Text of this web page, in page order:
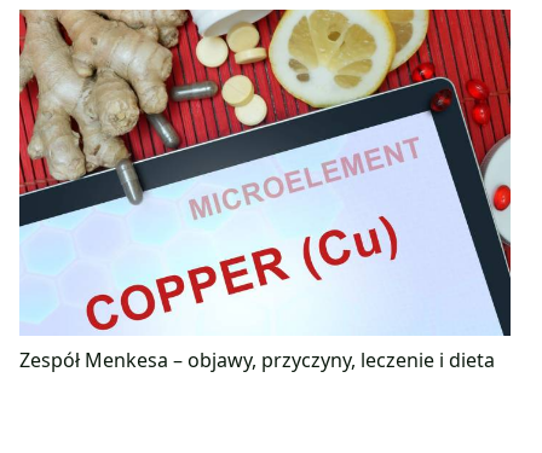
Zespół Menkesa – objawy, przyczyny, leczenie i dieta